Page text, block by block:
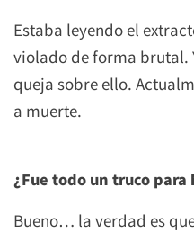
Estaba leyendo el
violado de forma brutal.
queja sobre ello.
a muerte.
¿Fue todo un truco
Bueno… la verdad es